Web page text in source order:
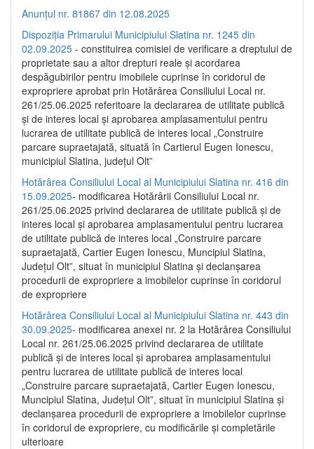
Anunțul nr. 81867 din 12.08.2025
Dispoziția Primarului Municipiului Slatina nr. 1245 din
02.09.2025 - constituirea comisiei de verificare a dreptului de
proprietate sau a altor drepturi reale și acordarea
despăgubirilor pentru imobilele cuprinse în coridorul de
expropriere aprobat prin Hotărârea Consiliului Local nr.
261/25.06.2025 referitoare la declararea de utilitate publică
și de interes local și aprobarea amplasamentului pentru
lucrarea de utilitate publică de interes local „Construire
parcare supraetajată, situată în Cartierul Eugen Ionescu,
municipiul Slatina, județul Olt”
Hotărârea Consiliului Local al Municipiului Slatina nr. 416 din
15.09.2025- modificarea Hotărârii Consiliului Local nr.
261/25.06.2025 privind declararea de utilitate publică și de
interes local și aprobarea amplasamentului pentru lucrarea
de utilitate publică de interes local „Construire parcare
supraetajată, Cartier Eugen Ionescu, Muncipiul Slatina,
Județul Olt”, situat în municipiul Slatina și declanșarea
procedurii de expropriere a imobilelor cuprinse în coridorul
de expropriere
Hotărârea Consiliului Local al Municipiului Slatina nr. 443 din
30.09.2025- modificarea anexei nr. 2 la Hotărârea Consiliului
Local nr. 261/25.06.2025 privind declararea de utilitate
publică şi de interes local şi aprobarea amplasamentului
pentru lucrarea de utilitate publică de interes local
„Construire parcare supraetajată, Cartier Eugen Ionescu,
Muncipiul Slatina, Judeţul Olt”, situat în municipiul Slatina şi
declanşarea procedurii de expropriere a imobilelor cuprinse
în coridorul de expropriere, cu modificările şi completările
ulterioare